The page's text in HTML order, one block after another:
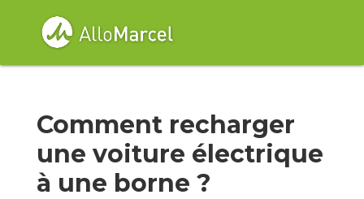
Comment recharger
une voiture électrique
à une borne ?